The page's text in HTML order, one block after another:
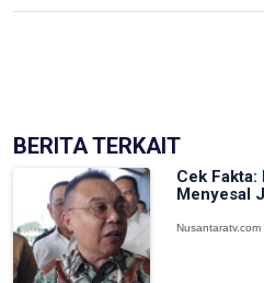
BERITA TERKAIT
Cek Fakta:
Menyesal